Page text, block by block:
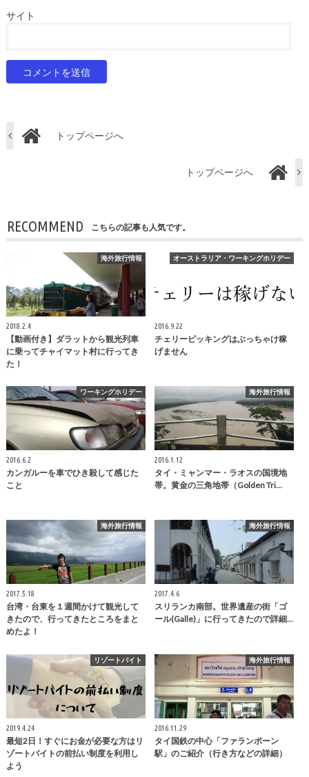
サイト
トップページへ
トップページへ
RECOMMEND こちらの記事も人気です。
海外旅行情報
2018.2.4
【動画付き】ダラットから観光列車
に乗ってチャイマット村に行ってき
た！
オーストラリア・ワーキングホリデー
2016.9.22
チェリーピッキングはぶっちゃけ稼
げません
ワーキングホリデー
2016.6.2
カンガルーを車でひき殺して感じた
こと
海外旅行情報
2016.1.12
タイ・ミャンマー・ラオスの国境地
帯。黄金の三角地帯（Golden Tri…
海外旅行情報
2017.5.18
台湾・台東を１週間かけて観光して
きたので、行ってきたところをまと
めたよ！
海外旅行情報
2017.4.6
スリランカ南部。世界遺産の街「ゴ
ール(Galle)」に行ってきたので詳細…
リゾートバイト
2019.4.24
最短2日！すぐにお金が必要な方はリ
ゾートバイトの前払い制度を利用し
よう
海外旅行情報
2016.11.29
タイ国鉄の中心「ファランポーン
駅」のご紹介（行き方などの詳細）